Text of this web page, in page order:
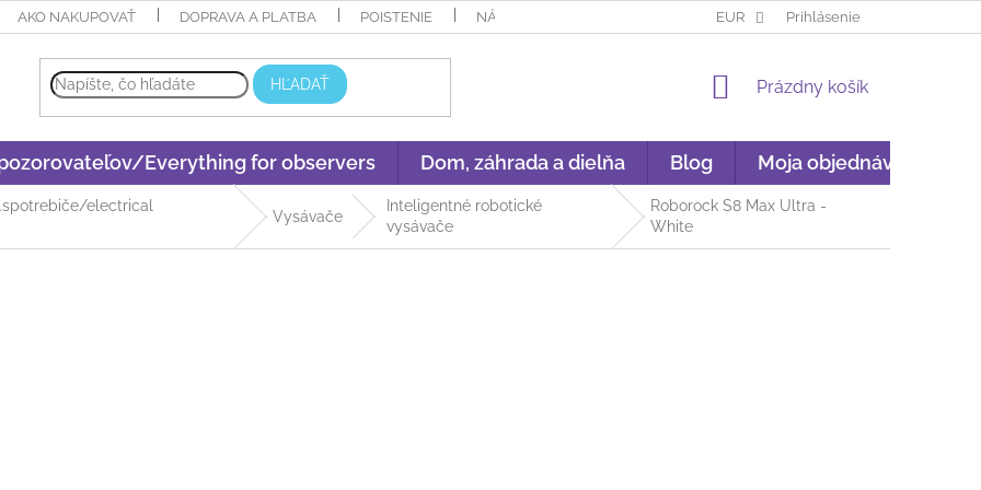
AKO NAKUPOVAŤ DOPRAVA A PLATBA POISTENIE NÁKUP NA SPLÁTKY GARANCIA ORIGINALITY
EUR Prihlásenie
HĽADAŤ
NÁKUPNÝ
Prázdny košík
Everything for observers Dom, záhrada a dielňa Blog Moja objednávka
electrical
Vysávače
Inteligentné robotické
vysávače
Roborock S8 Max Ultra -
White